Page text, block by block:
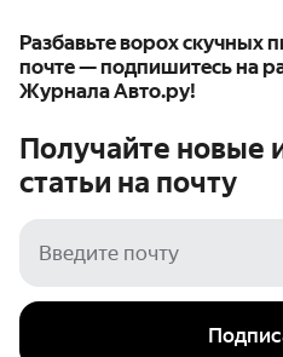
Разбавьте ворох скучных
почте — подпишитесь на
Журнала Авто.ру!
Получайте новые
статьи на почту